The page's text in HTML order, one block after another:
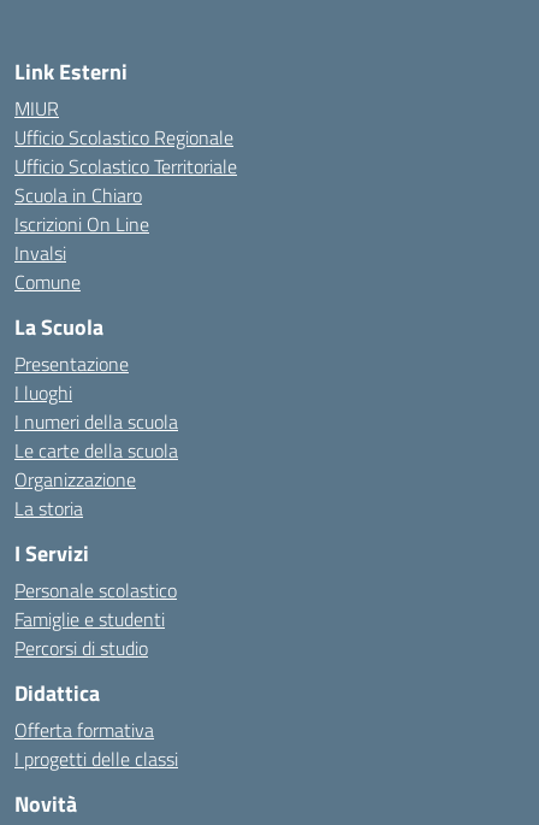
Link Esterni
MIUR
Ufficio Scolastico Regionale
Ufficio Scolastico Territoriale
Scuola in Chiaro
Iscrizioni On Line
Invalsi
Comune
La Scuola
Presentazione
I luoghi
I numeri della scuola
Le carte della scuola
Organizzazione
La storia
I Servizi
Personale scolastico
Famiglie e studenti
Percorsi di studio
Didattica
Offerta formativa
I progetti delle classi
Novità